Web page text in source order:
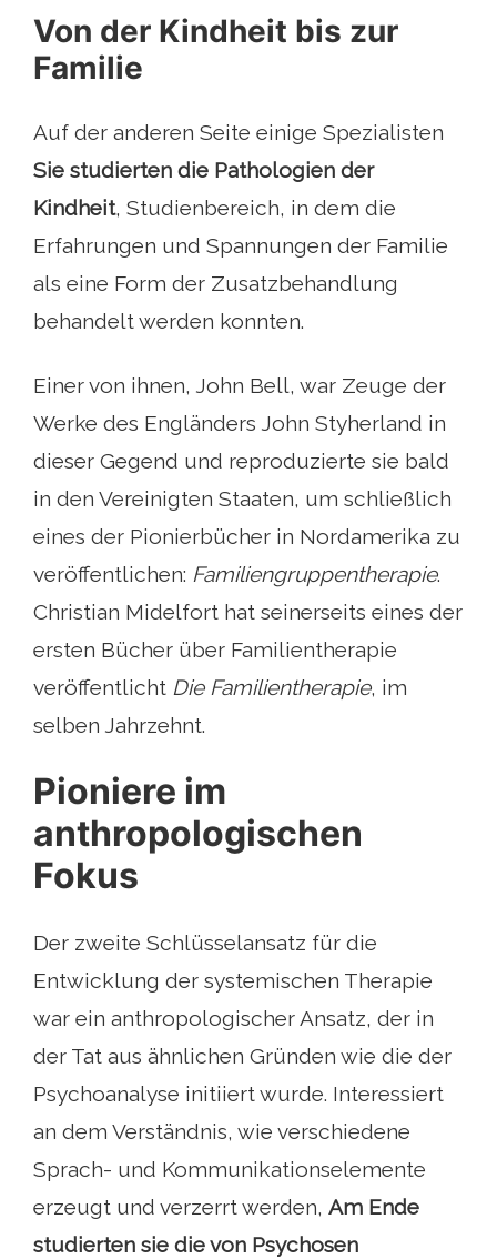
Von der Kindheit bis zur
Familie
Auf der anderen Seite einige Spezialisten
Sie studierten die Pathologien der
Kindheit, Studienbereich, in dem die
Erfahrungen und Spannungen der Familie
als eine Form der Zusatzbehandlung
behandelt werden konnten.
Einer von ihnen, John Bell, war Zeuge der
Werke des Engländers John Styherland in
dieser Gegend und reproduzierte sie bald
in den Vereinigten Staaten, um schließlich
eines der Pionierbücher in Nordamerika zu
veröffentlichen: Familiengruppentherapie.
Christian Midelfort hat seinerseits eines der
ersten Bücher über Familientherapie
veröffentlicht Die Familientherapie, im
selben Jahrzehnt.
Pioniere im
anthropologischen
Fokus
Der zweite Schlüsselansatz für die
Entwicklung der systemischen Therapie
war ein anthropologischer Ansatz, der in
der Tat aus ähnlichen Gründen wie die der
Psychoanalyse initiiert wurde. Interessiert
an dem Verständnis, wie verschiedene
Sprach- und Kommunikationselemente
erzeugt und verzerrt werden, Am Ende
studierten sie die von Psychosen